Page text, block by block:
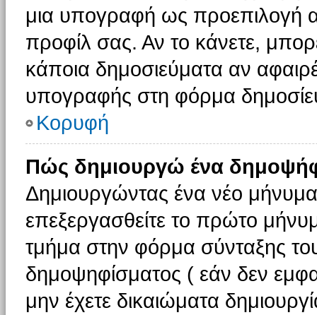
μια υπογραφή ως προεπιλογή
προφίλ σας. Αν το κάνετε,
κάποια δημοσιεύματα αν
υπογραφής στη φόρμα
Κορυφή
Πώς δημιουργώ ένα
Δημιουργώντας ένα νέο
επεξεργασθείτε το πρώτο
τμήμα στην φόρμα σύνταξης
δημοψηφίσματος ( εάν δεν
μην έχετε δικαιώματα